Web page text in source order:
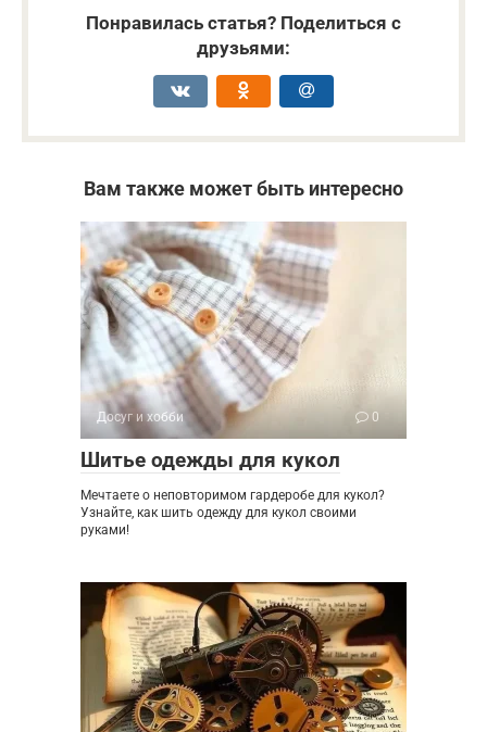
Понравилась статья? Поделиться с
друзьями:
Вам также может быть интересно
Досуг и хобби 0
Шитье одежды для кукол
Мечтаете о неповторимом гардеробе для кукол?
Узнайте, как шить одежду для кукол своими
руками!